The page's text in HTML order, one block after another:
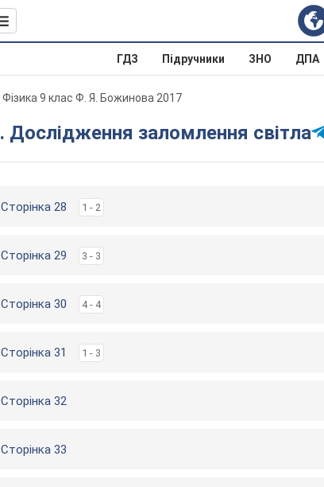
ГДЗ Підручники ЗНО ДПА
Фізика 9 клас Ф. Я. Божинова 2017
4. Дослідження заломлення світла
Сторінка 28 1 - 2
Сторінка 29 3 - 3
Сторінка 30 4 - 4
Сторінка 31 1 - 3
Сторінка 32
Сторінка 33